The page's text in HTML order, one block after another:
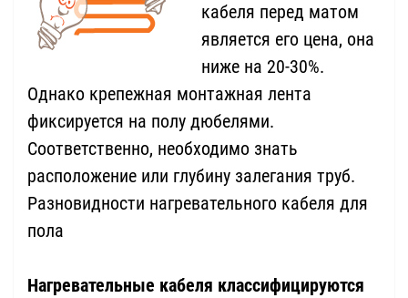
кабеля перед матом
является его цена, она
ниже на 20-30%.
Однако крепежная монтажная лента
фиксируется на полу дюбелями.
Соответственно, необходимо знать
расположение или глубину залегания труб.
Разновидности нагревательного кабеля для
пола
Нагревательные кабеля классифицируются